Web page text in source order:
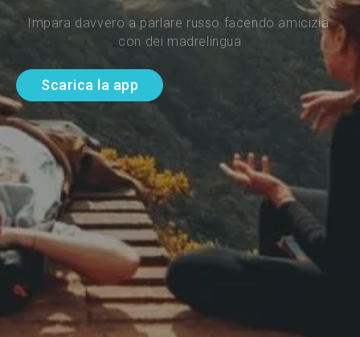
Impara davvero a parlare russo facendo amicizia
con dei madrelingua
Scarica la app